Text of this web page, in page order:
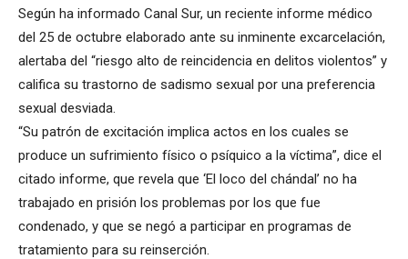
Según ha informado Canal Sur, un reciente informe médico
del 25 de octubre elaborado ante su inminente excarcelación,
alertaba del “riesgo alto de reincidencia en delitos violentos” y
califica su trastorno de sadismo sexual por una preferencia
sexual desviada.
“Su patrón de excitación implica actos en los cuales se
produce un sufrimiento físico o psíquico a la víctima”, dice el
citado informe, que revela que ‘El loco del chándal’ no ha
trabajado en prisión los problemas por los que fue
condenado, y que se negó a participar en programas de
tratamiento para su reinserción.